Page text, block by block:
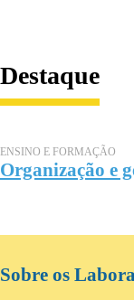
Destaque
ENSINO E FORMAÇÃO
Organização e
Sobre os